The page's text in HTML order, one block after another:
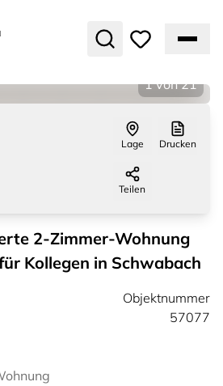
1 von 21
Lage Drucken
Teilen
2-Zimmer-Wohnung
Kollegen in Schwabach
Objektnummer
57077